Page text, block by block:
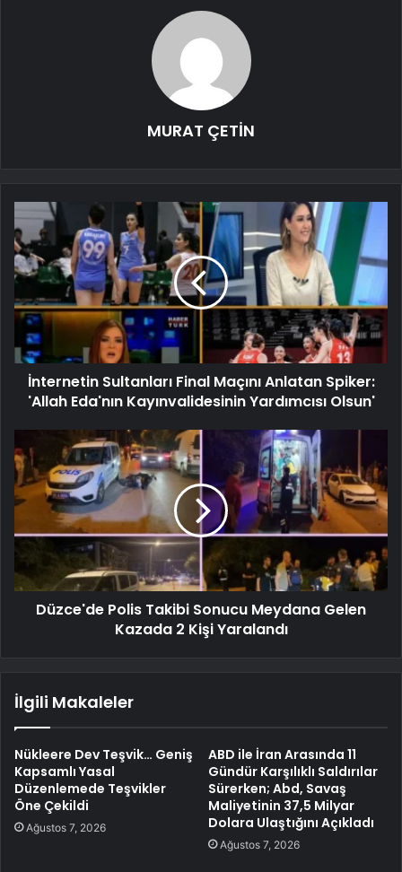
MURAT ÇETİN
İnternetin Sultanları Final Maçını Anlatan Spiker:
'Allah Eda'nın Kayınvalidesinin Yardımcısı Olsun'
Düzce'de Polis Takibi Sonucu Meydana Gelen
Kazada 2 Kişi Yaralandı
İlgili Makaleler
Nükleere Dev Teşvik… Geniş
Kapsamlı Yasal
Düzenlemede Teşvikler
Öne Çekildi
Ağustos 7, 2026
ABD ile İran Arasında 11
Gündür Karşılıklı Saldırılar
Sürerken; Abd, Savaş
Maliyetinin 37,5 Milyar
Dolara Ulaştığını Açıkladı
Ağustos 7, 2026